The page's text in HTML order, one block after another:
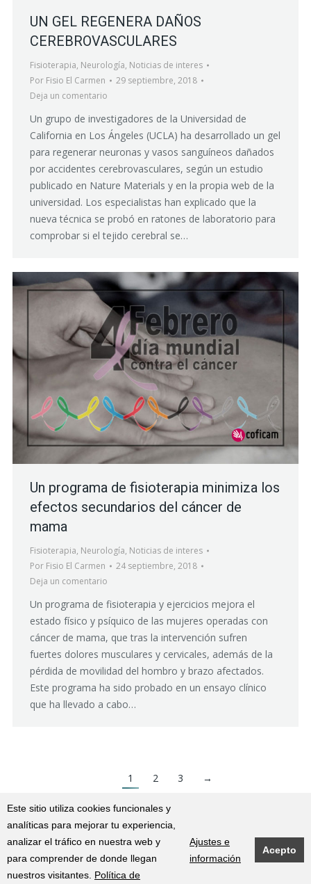
Este sitio utiliza cookies funcionales y
analíticas para mejorar tu experiencia,
analizar el tráfico en nuestra web y
para comprender de donde llegan
nuestros visitantes. Política de
Ajustes e
información
Acepto
UN GEL REGENERA DAÑOS
CEREBROVASCULARES
Fisioterapia, Neurología, Noticias de interes
Por Fisio El Carmen
29 septiembre, 2018
Deja un comentario
Un grupo de investigadores de la Universidad de
California en Los Ángeles (UCLA) ha desarrollado un gel
para regenerar neuronas y vasos sanguíneos dañados
por accidentes cerebrovasculares, según un estudio
publicado en Nature Materials y en la propia web de la
universidad. Los especialistas han explicado que la
nueva técnica se probó en ratones de laboratorio para
comprobar si el tejido cerebral se…
Un programa de fisioterapia minimiza los
efectos secundarios del cáncer de
mama
Fisioterapia, Neurología, Noticias de interes
Por Fisio El Carmen
24 septiembre, 2018
Deja un comentario
Un programa de fisioterapia y ejercicios mejora el
estado físico y psíquico de las mujeres operadas con
cáncer de mama, que tras la intervención sufren
fuertes dolores musculares y cervicales, además de la
pérdida de movilidad del hombro y brazo afectados.
Este programa ha sido probado en un ensayo clínico
que ha llevado a cabo…
1 2 3 →
2016-2024 © Centro de fisioterapia "El Carmen" |Aviso legal ·Política de
cookies
Política de privacidad